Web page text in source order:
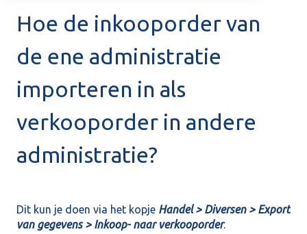
Hoe de inkooporder van
de ene administratie
importeren in als
verkooporder in andere
administratie?
Dit kun je doen via het kopje Handel > Diversen > Export
van gegevens > Inkoop- naar verkooporder.